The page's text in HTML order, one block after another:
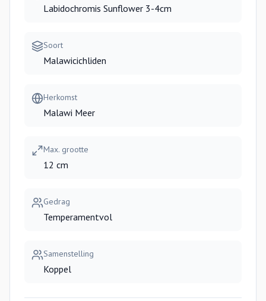
Labidochromis Sunflower 3-4cm
Soort
Malawicichliden
Herkomst
Malawi Meer
Max. grootte
12 cm
Gedrag
Temperamentvol
Samenstelling
Koppel